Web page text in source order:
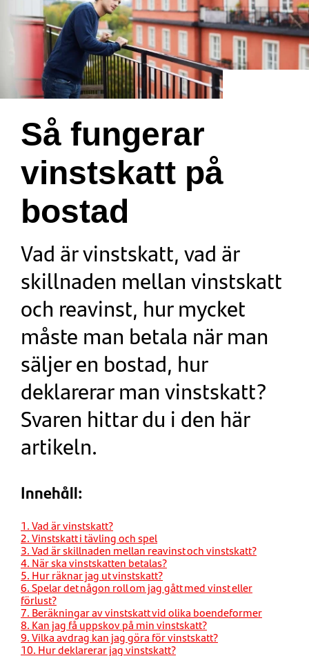
Så fungerar
vinstskatt på
bostad
Vad är vinstskatt, vad är
skillnaden mellan vinstskatt
och reavinst, hur mycket
måste man betala när man
säljer en bostad, hur
deklarerar man vinstskatt?
Svaren hittar du i den här
artikeln.
Innehåll:
1. Vad är vinstskatt?
2. Vinstskatt i tävling och spel
3. Vad är skillnaden mellan reavinst och vinstskatt?
4. När ska vinstskatten betalas?
5. Hur räknar jag ut vinstskatt?
6. Spelar det någon roll om jag gått med vinst eller
förlust?
7. Beräkningar av vinstskatt vid olika boendeformer
8. Kan jag få uppskov på min vinstskatt?
9. Vilka avdrag kan jag göra för vinstskatt?
10. Hur deklarerar jag vinstskatt?